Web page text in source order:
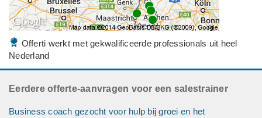
Offerti werkt met gekwalificeerde professionals uit heel
Nederland
Eerdere offerte-aanvragen voor een salestrainer
Business coach gezocht voor hulp bij groei en het